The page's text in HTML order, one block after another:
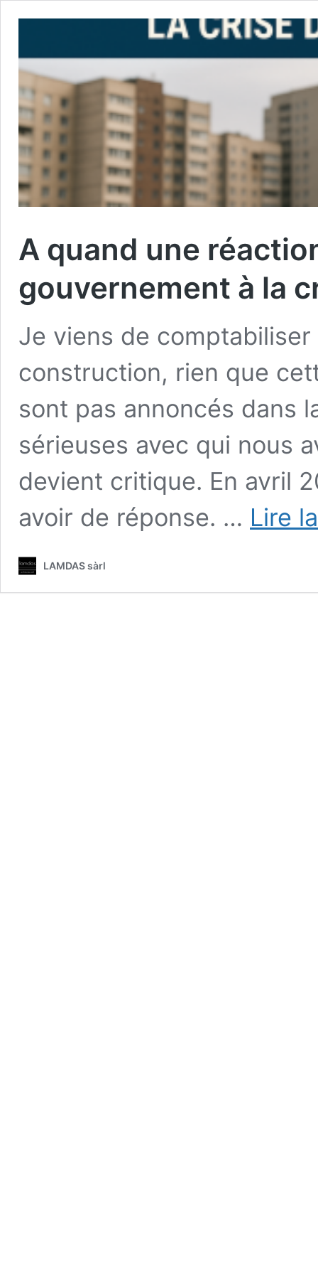
A quand une
gouvernement à la
Je viens de
construction, rien que
sont pas annoncés dans
sérieuses avec qui nous
devient critique. En avril
avoir de réponse. … Lire
LAMDAS sàrl